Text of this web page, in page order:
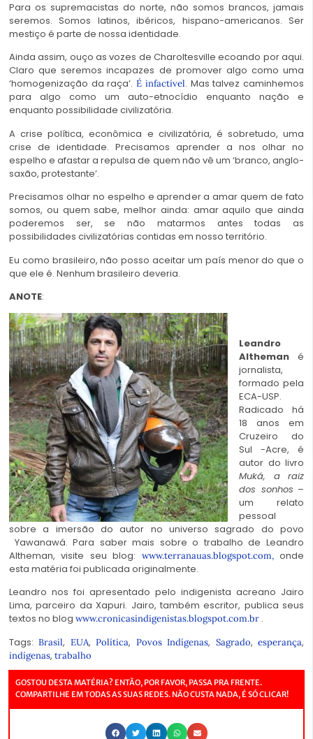
Para os supremacistas do norte, não somos brancos, jamais
seremos. Somos latinos, ibéricos, hispano-americanos. Ser
mestiço é parte de nossa identidade.
Ainda assim, ouço as vozes de Charoltesville ecoando por aqui.
Claro que seremos incapazes de promover algo como uma
‘homogenização da raça’.É infactível. Mas talvez caminhemos
para algo como um auto-etnocídio enquanto nação e
enquanto possibilidade civilizatória.
A crise política, econômica e civilizatória, é sobretudo, uma
crise de identidade. Precisamos aprender a nos olhar no
espelho e afastar a repulsa de quem não vê um ‘branco, anglo-
saxão, protestante’.
Precisamos olhar no espelho e aprender a amar quem de fato
somos, ou quem sabe, melhor ainda: amar aquilo que ainda
poderemos ser, se não matarmos antes todas as
possibilidades civilizatórias contidas em nosso território.
Eu como brasileiro, não posso aceitar um país menor do que o
que ele é. Nenhum brasileiro deveria.
ANOTE:
Leandro
Altheman é
jornalista,
formado pela
ECA-USP.
Radicado há
18 anos em
Cruzeiro do
Sul -Acre, é
autor do livro
Muká, a raiz
dos sonhos –
um relato
pessoal
sobre a imersão do autor no universo sagrado do povo
Yawanawá. Para saber mais sobre o trabalho de Leandro
Altheman, visite seu blog: www.terranauas.blogspot.com,onde
esta matéria foi publicada originalmente.
Leandro nos foi apresentado pelo indigenista acreano Jairo
Lima, parceiro da Xapuri. Jairo, também escritor, publica seus
textos no blog www.cronicasindigenistas.blogspot.com.br .
Tags:Brasil, EUA,Política, Povos Indígenas, Sagrado,esperança,
indígenas, trabalho
GOSTOU DESTA MATÉRIA? ENTÃO, POR FAVOR, PASSA PRA FRENTE.
COMPARTILHE EM TODAS AS SUAS REDES. NÃO CUSTA NADA, É SÓ CLICAR!